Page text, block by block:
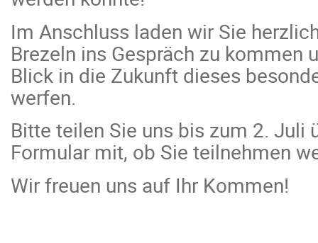
Im Anschluss laden wir Sie
Brezeln ins Gespräch zu kommen
Blick in die Zukunft dieses
werfen.
Bitte teilen Sie uns bis zum 2. Juli
Formular mit, ob Sie teilnehmen
Wir freuen uns auf Ihr Kommen!